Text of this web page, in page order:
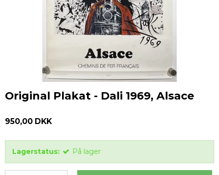
Original Plakat - Dali 1969, Alsace
950,00 DKK
Lagerstatus: På lager